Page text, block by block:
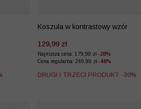
Koszula w kontrastowy wzór
129,99 zł
Najniższa cena: 179,99 zł -28%
Cena regularna: 249,99 zł -48%
DRUGI I TRZECI PRODUKT -30%